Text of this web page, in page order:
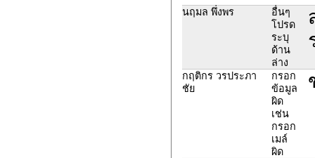
นฤมล พึ่งพร
อื่นๆ
โปรด
ระบุ
ด้าน
ล่าง
กฤติกร วรประภา
ชัย
กรอก
ข้อมูล
ผิด
เช่น
กรอก
เมล์
ผิด